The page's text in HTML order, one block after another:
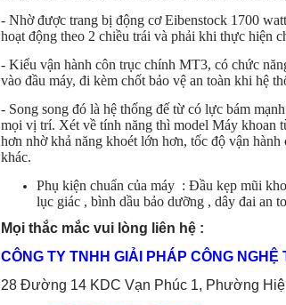
- Nhờ được trang bị động cơ Eibenstock 1700
hoạt động theo 2 chiều trái và phải khi thực hiện
- Kiểu vận hành côn trục chính MT3, có chức
vào đầu máy, đi kèm chốt bảo vệ an toàn khi hệ
- Song song đó là hệ thống đế từ có lực bám
mọi vị trí. Xét về tính năng thì model Máy khoan
hơn nhờ khả năng khoét lớn hơn, tốc độ vận
khác.
Phụ kiện chuẩn của máy : Đầu kẹp mũi
lục giác , bình dầu bảo dưỡng , dây đai an
Mọi thắc mắc vui lòng liên hệ :
CÔNG TY TNHH GIẢI PHÁP CÔNG NGHỆ
28 Đường 14 KDC Vạn Phúc 1, Phường